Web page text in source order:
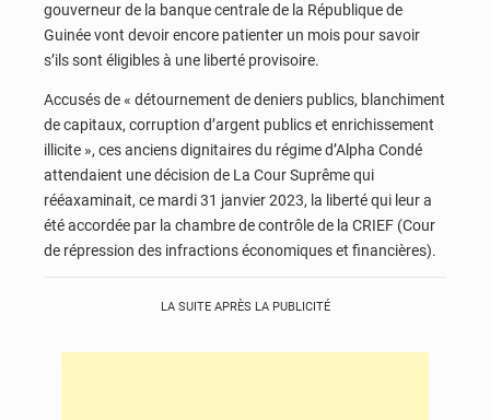
gouverneur de la banque centrale de la République de
Guinée vont devoir encore patienter un mois pour savoir
s’ils sont éligibles à une liberté provisoire.
Accusés de « détournement de deniers publics, blanchiment
de capitaux, corruption d’argent publics et enrichissement
illicite », ces anciens dignitaires du régime d’Alpha Condé
attendaient une décision de La Cour Suprême qui
rééaxaminait, ce mardi 31 janvier 2023, la liberté qui leur a
été accordée par la chambre de contrôle de la CRIEF (Cour
de répression des infractions économiques et financières).
LA SUITE APRÈS LA PUBLICITÉ